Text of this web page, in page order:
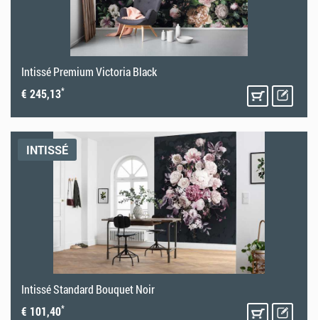
Intissé Premium Victoria Black
€ 245,13*
INTISSÉ
Intissé Standard Bouquet Noir
€ 101,40*